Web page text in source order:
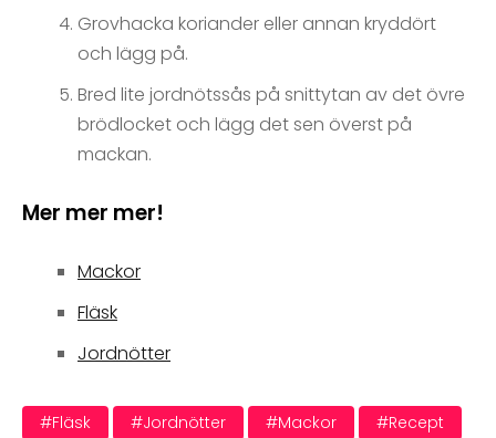
Grovhacka koriander eller annan kryddört
och lägg på.
Bred lite jordnötssås på snittytan av det övre
brödlocket och lägg det sen överst på
mackan.
Mer mer mer!
Mackor
Fläsk
Jordnötter
#fläsk #jordnötter #mackor #recept